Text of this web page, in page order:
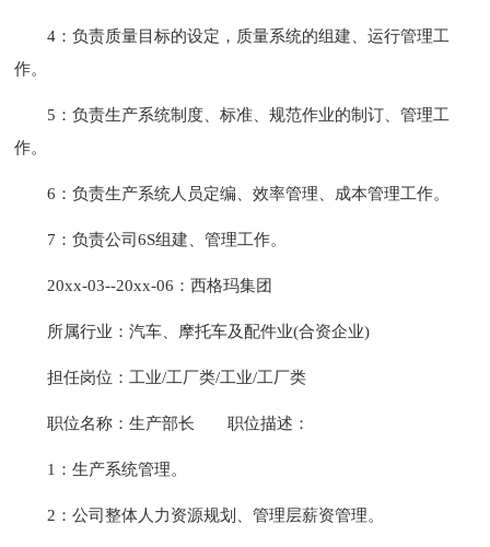
4：负责质量目标的设定，质量系统的组建、运行管理工
作。
5：负责生产系统制度、标准、规范作业的制订、管理工
作。
6：负责生产系统人员定编、效率管理、成本管理工作。
7：负责公司6S组建、管理工作。
20xx-03--20xx-06：西格玛集团
所属行业：汽车、摩托车及配件业(合资企业)
担任岗位：工业/工厂类/工业/工厂类
职位名称：生产部长 职位描述：
1：生产系统管理。
2：公司整体人力资源规划、管理层薪资管理。